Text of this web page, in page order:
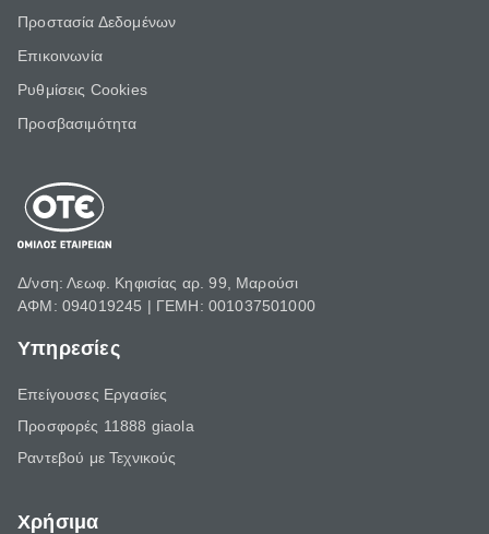
Προστασία Δεδομένων
Επικοινωνία
Ρυθμίσεις Cookies
Προσβασιμότητα
Δ/νση: Λεωφ. Κηφισίας αρ. 99, Μαρούσι
ΑΦΜ: 094019245 | ΓΕΜΗ: 001037501000
Υπηρεσίες
Επείγουσες Εργασίες
Προσφορές 11888 giaola
Ραντεβού με Τεχνικούς
Χρήσιμα